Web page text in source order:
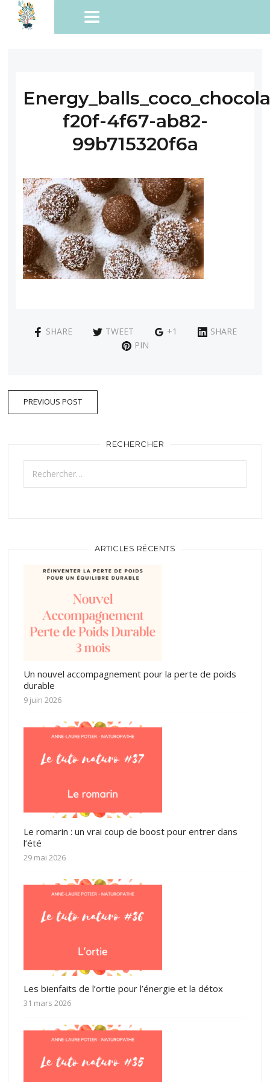
f20f-4f67-ab82-
99b715320f6a
SHARE TWEET +1
SHARE
PIN
PREVIOUS POST
RECHERCHER
Rechercher :
ARTICLES RÉCENTS
Un nouvel accompagnement pour la perte de poids
durable
9 juin 2026
Le romarin : un vrai coup de boost pour entrer dans
l’été
29 mai 2026
Les bienfaits de l’ortie pour l’énergie et la détox
31 mars 2026